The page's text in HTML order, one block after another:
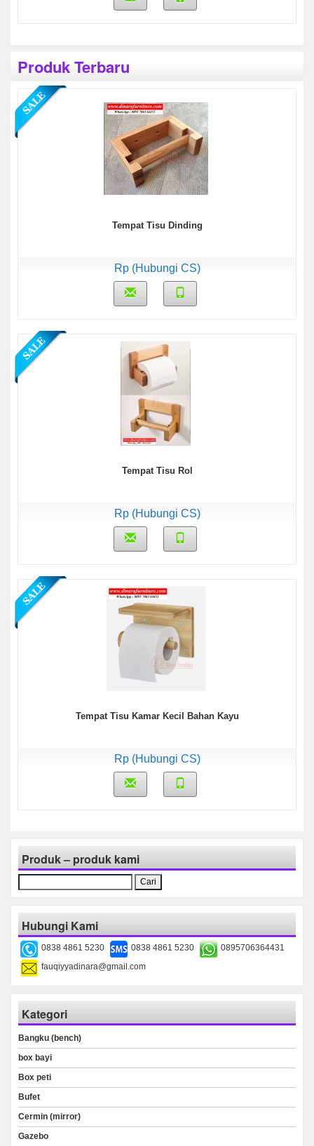
Produk Terbaru
Tempat Tisu Dinding
Rp (Hubungi CS)
Tempat Tisu Rol
Rp (Hubungi CS)
Tempat Tisu Kamar Kecil Bahan Kayu
Rp (Hubungi CS)
Produk – produk kami
Cari
untuk:
Hubungi Kami
0838 4861 5230 0838 4861 5230
0895706364431
fauqiyyadinara@gmail.com
Kategori
Bangku (bench)
box bayi
Box peti
Bufet
Cermin (mirror)
Gazebo